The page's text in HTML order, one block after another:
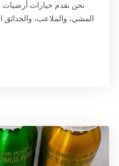
المشي، والملاعب، والحدائق